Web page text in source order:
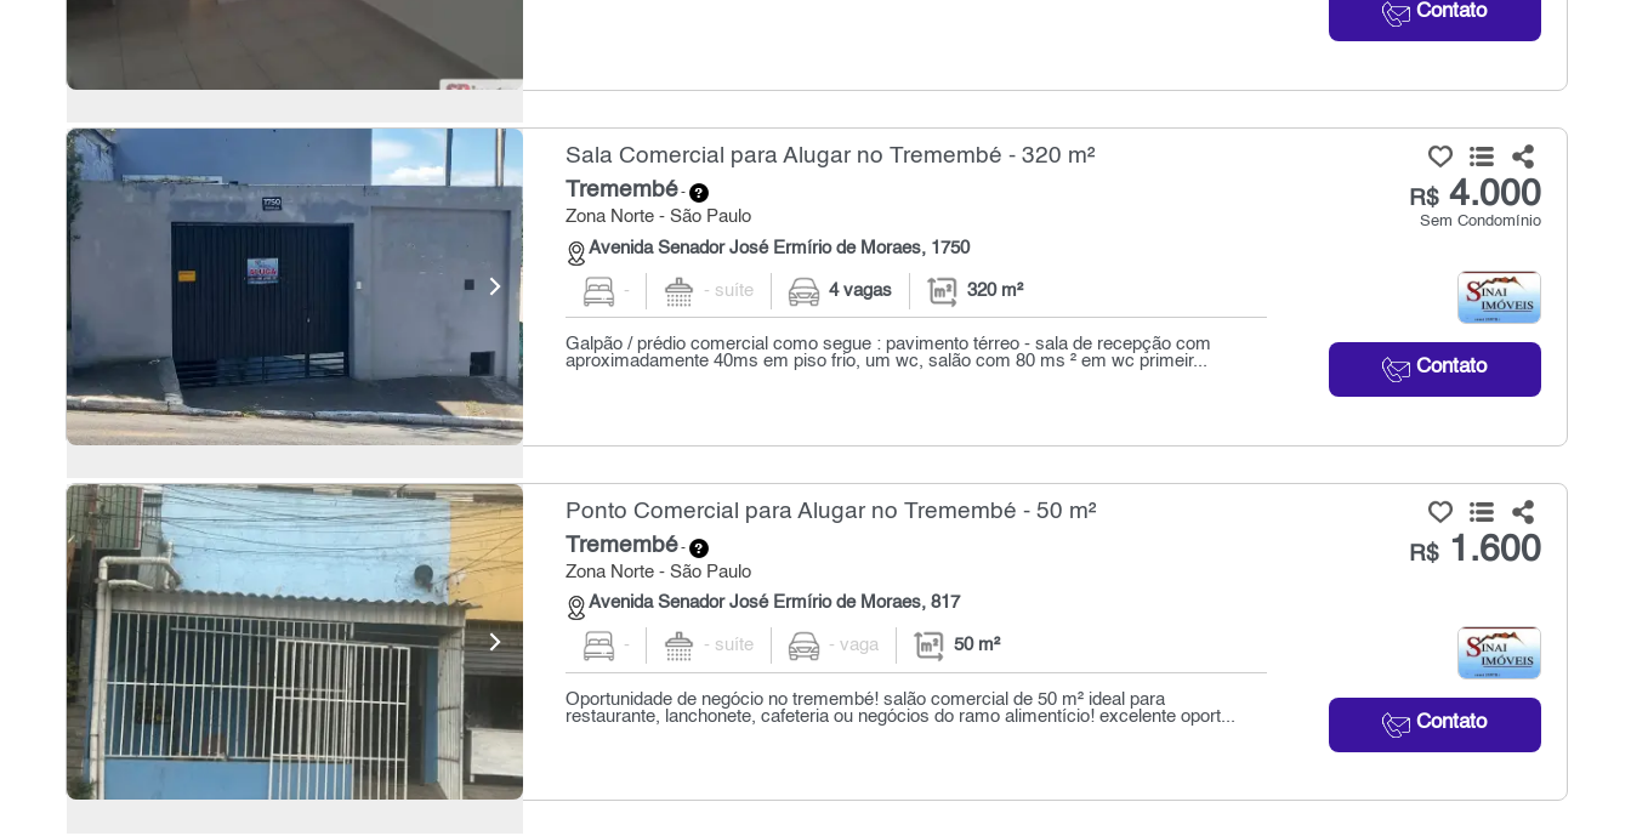
Contato
Sala Comercial para Alugar no Tremembé - 320 m²
Tremembé-
Zona Norte - São Paulo
Avenida Senador José Ermírio de Moraes, 1750
R$4.000
Sem Condomínio
Contato
- - suíte 4 vagas 320 m²
Galpão / prédio comercial como segue : pavimento térreo - sala de recepção com
aproximadamente 40ms em piso frio, um wc, salão com 80 ms ² em wc primeir...
Ponto Comercial para Alugar no Tremembé - 50 m²
Tremembé-
Zona Norte - São Paulo
Avenida Senador José Ermírio de Moraes, 817
R$1.600
Contato
- - suíte - vaga 50 m²
Oportunidade de negócio no tremembé! salão comercial de 50 m² ideal para
restaurante, lanchonete, cafeteria ou negócios do ramo alimentício! excelente oport...